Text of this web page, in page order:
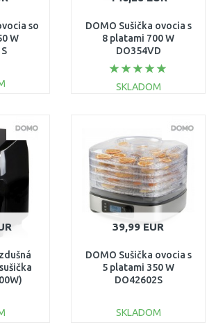
so
W
DOMO Sušička ovocia s
8 platami 700 W
DO354VD
SKLADOM
Porovnať
39,99 EUR
DOMO Sušička ovocia s
5 platami 350 W
DO42602S
SKLADOM